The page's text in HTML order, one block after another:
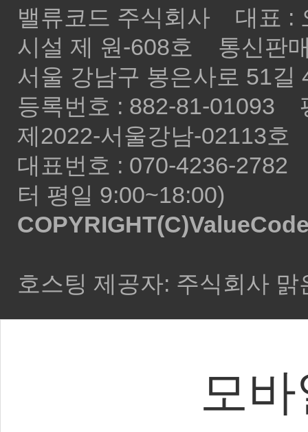
밸류코드 주식회사 대표 :
시설 제 원-608호 통신판
서울 강남구 봉은사로 51
등록번호 : 882-81-01093
제2022-서울강남-02113호
대표번호 : 070-4236-2782
터 평일 9:00~18:00)
호스팅 제공자: 주식회사
모